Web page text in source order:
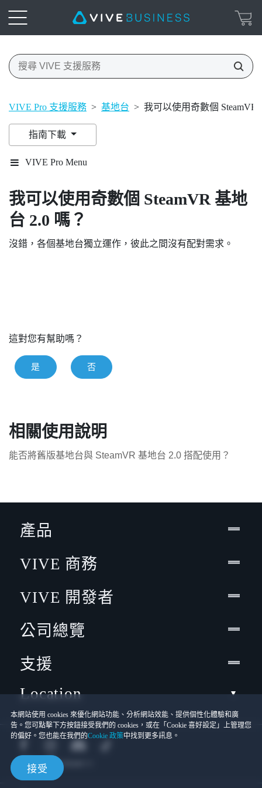
VIVE Pro 支援服務 > 基地台 > 我可以使用奇數個 SteamVR
指南下載
VIVE Pro Menu
我可以使用奇數個 SteamVR 基地
台 2.0 嗎？
沒錯，各個基地台獨立運作，彼此之間沒有配對需求。
這對您有幫助嗎？
是 否
相關使用說明
能否將舊版基地台與 SteamVR 基地台 2.0 搭配使用？
本網站使用 cookies 來優化網站功能、分析網站效能、提供個性化體驗和廣
告。您可點擊下方按鈕接受我們的 cookies，或在「Cookie 喜好設定」上管理您
的偏好。您也能在我們的Cookie 政策中找到更多訊息。
接受
產品
VIVE 商務
VIVE 開發者
公司總覽
支援
Location